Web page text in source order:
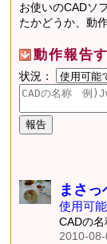
お使いのCADソ
たかどうか、動
動作報告
状況：
まさっ
使用可
CADの
2010-